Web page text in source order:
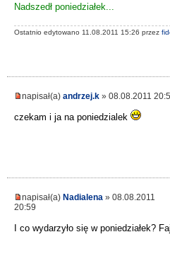
Nadszedł poniedziałek...
Ostatnio edytowano 11.08.2011 15:26 przez
napisał(a) andrzej.k » 08.08.2011
czekam i ja na poniedzialek
napisał(a) Nadialena » 08.08.2011
20:59
I co wydarzyło się w poniedziałek?